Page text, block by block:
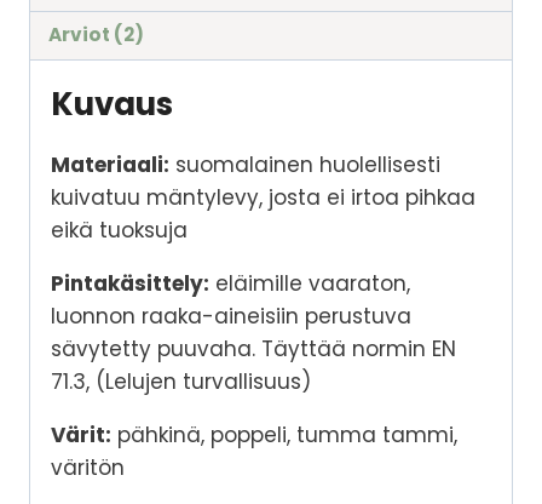
Arviot (2)
Kuvaus
Materiaali: suomalainen huolellisesti
kuivatuu mäntylevy, josta ei irtoa pihkaa
eikä tuoksuja
Pintakäsittely: eläimille vaaraton,
luonnon raaka-aineisiin perustuva
sävytetty puuvaha. Täyttää normin EN
71.3, (Lelujen turvallisuus)
Värit: pähkinä, poppeli, tumma tammi,
väritön